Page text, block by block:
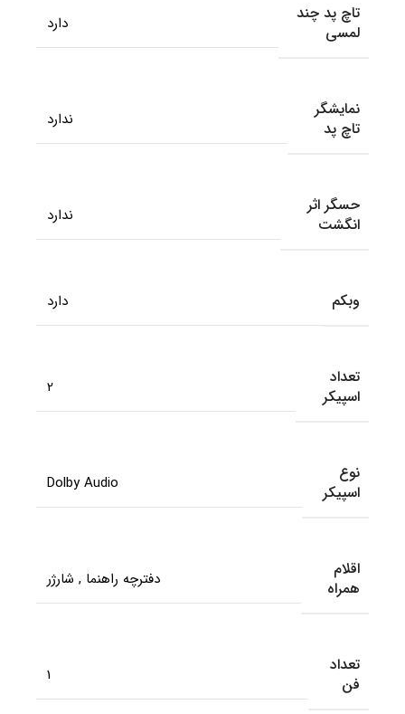
تاچ پد چند
لمسی
دارد
نمایشگر
تاچ پد
ندارد
حسگر اثر
انگشت
ندارد
وبکم دارد
تعداد
اسپیکر
2
نوع
اسپیکر
Dolby Audio
اقلام
همراه
دفترچه راهنما , شارژر
تعداد
فن
1